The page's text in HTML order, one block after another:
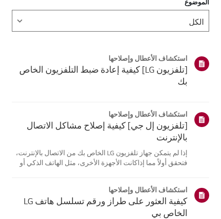
الموضوع
استكشاف الأعطال وإصلاحها
[تلفزيون LG] كيفية إعادة ضبط التلفزيون الخاص
بك
استكشاف الأعطال وإصلاحها
[تلفزيون إل جي] كيفية إصلاح مشاكل الاتصال
بالإنترنت
إذا لم يتمكن جهاز تلفزيون LG الخاص بك من الاتصال بالإنترنت،
فتحقق أولاً مما إذاكانت الأجهزة الأخرى، مثل الهاتف الذكي أو
تكمن في جها...
استكشاف الأعطال وإصلاحها
كيفية العثور على طراز ورقم تسلسل هاتف LG
الخاص بي